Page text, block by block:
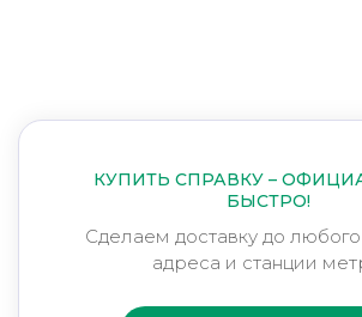
КУПИТЬ СПРАВКУ –
БЫСТРО!
Сделаем доставку до
адреса и станции